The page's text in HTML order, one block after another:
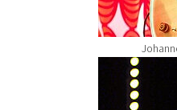
Show larger